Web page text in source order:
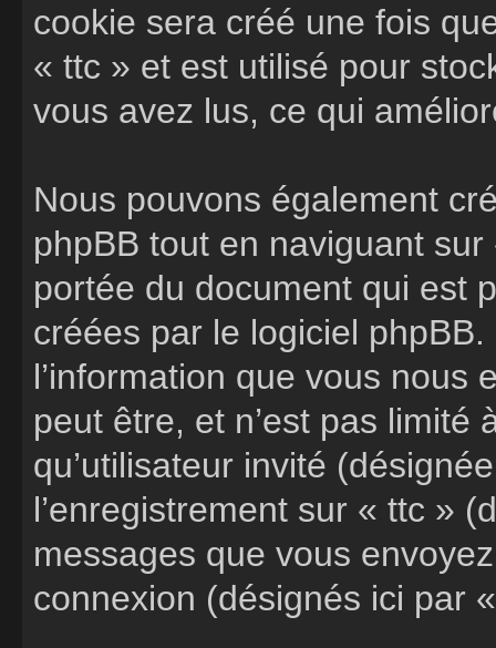
cookie sera créé une fois
« ttc » et est utilisé pour
vous avez lus, ce qui
Nous pouvons également
phpBB tout en naviguant
portée du document qui est
créées par le logiciel
l’information que vous nous
peut être, et n’est pas
qu’utilisateur invité
l’enregistrement sur « ttc »
messages que vous
connexion (désignés ici par